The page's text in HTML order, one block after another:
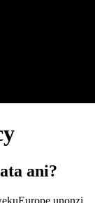
ani?
unonzi